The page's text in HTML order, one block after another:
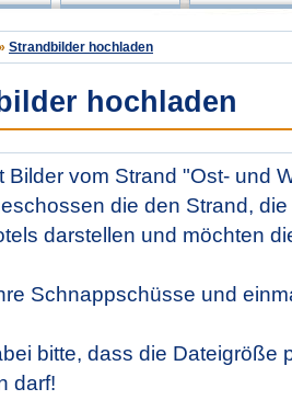
Strandbilder hochladen
hochladen
Bilder vom Strand "Ost- und
die den Strand,
darstellen und möchten
Schnappschüsse und
bitte, dass die Dateigröße
darf!